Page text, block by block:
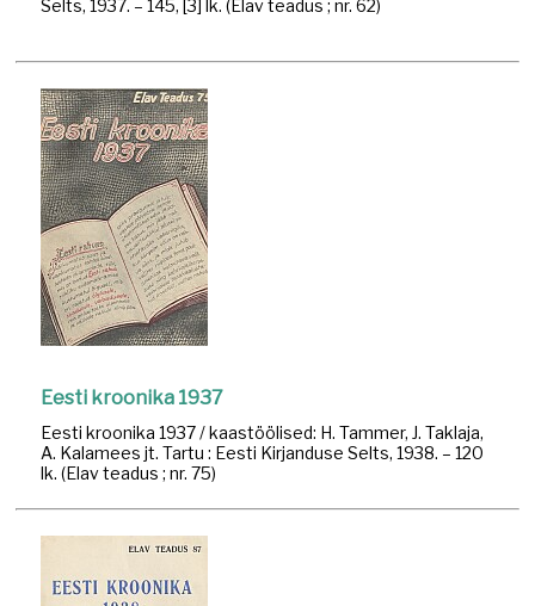
Selts, 1937. – 145, [3] lk. (Elav teadus ; nr. 62)
Eesti kroonika 1937
Eesti kroonika 1937 / kaastöölised: H. Tammer, J. Taklaja,
A. Kalamees jt. Tartu : Eesti Kirjanduse Selts, 1938. – 120
lk. (Elav teadus ; nr. 75)